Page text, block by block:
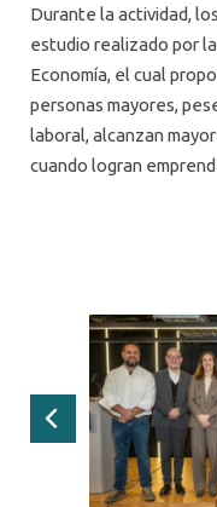
Durante la actividad,
estudio realizado por
Economía, el cual
personas mayores,
laboral, alcanzan
cuando logran
Anterior